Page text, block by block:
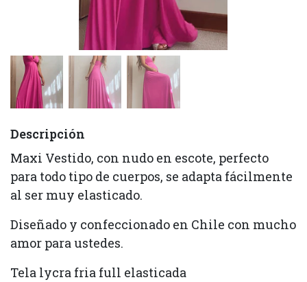
Descripción
Maxi Vestido, con nudo en escote, perfecto
para todo tipo de cuerpos, se adapta fácilmente
al ser muy elasticado.
Diseñado y confeccionado en Chile con mucho
amor para ustedes.
Tela lycra fria full elasticada